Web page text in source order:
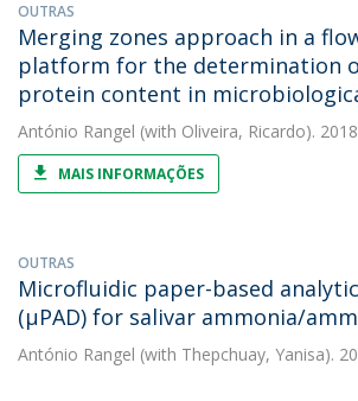
OUTRAS
Merging zones approach in a
platform for the determination
protein content in
António Rangel (with Oliveira, Ricardo).
MAIS INFORMAÇÕES
OUTRAS
Microfluidic paper-based
(µPAD) for salivar ammonia/
António Rangel (with Thepchuay, Yanisa).